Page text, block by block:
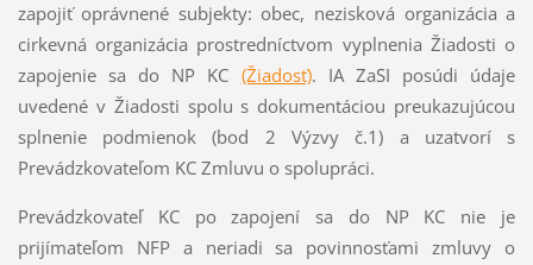
zapojiť oprávnené subjekty: obec, nezisková organizácia a
cirkevná organizácia prostredníctvom vyplnenia Žiadosti o
zapojenie sa do NP KC (Žiadosť). IA ZaSI posúdi údaje
uvedené v Žiadosti spolu s dokumentáciou preukazujúcou
splnenie podmienok (bod 2 Výzvy č.1) a uzatvorí s
Prevádzkovateľom KC Zmluvu o spolupráci.
Prevádzkovateľ KC po zapojení sa do NP KC nie je
prijímateľom NFP a neriadi sa povinnosťami zmluvy o